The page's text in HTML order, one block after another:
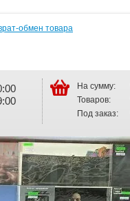
обмен товара
На сумму:
Товаров:
Под заказ: